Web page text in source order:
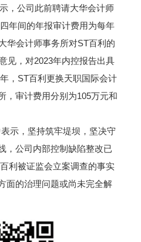
，公司此前聘请大华会计师
年间的年报审计费用为每年
华会计师事务所对ST百利的
见，对2023年内控报告出具
，ST百利更换天职国际会计
，审计费用分别为105万元和
，坚持筑牢堤坝，坚决守
，公司内部控制缺陷整改已
利被证监会立案调查的事实
面的治理问题或尚未完全解